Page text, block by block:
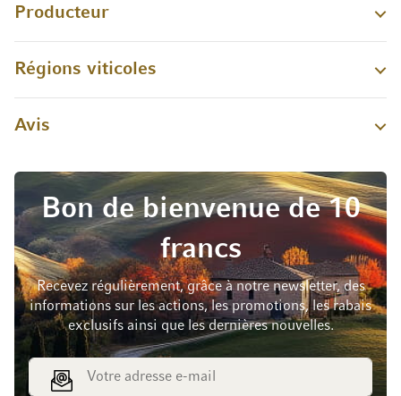
Producteur
Régions viticoles
Avis
Bon de bienvenue de 10
francs
Recevez régulièrement, grâce à notre newsletter, des
informations sur les actions, les promotions, les rabais
exclusifs ainsi que les dernières nouvelles.
Adresse e-mail